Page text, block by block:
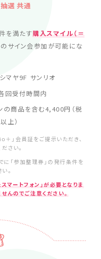
選 共通
を満たす購入スマイル（＝
サイン会参加が可能にな
マヤ9F サンリオ
回受付時間内
の商品を含む4,400円（税
上）
」会員証をご提示いただき、
さい。
「参加整理券」の発行条件を
。
マートフォン」が必要となりま
んのでご注意ください。